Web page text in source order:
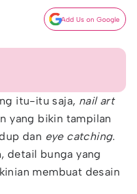
Add Us on Google
itu-itu saja, nail art
yang bikin tampilan
dan eye catching.
detail bunga yang
membuat desain